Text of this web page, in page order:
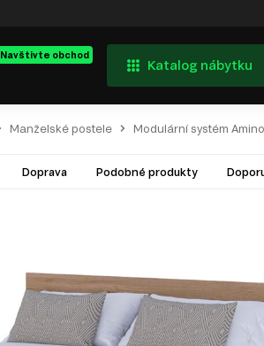
Navštivte obchod
Katalog nábytku
Manželské postele Modulární systém Amino
Doprava Podobné produkty